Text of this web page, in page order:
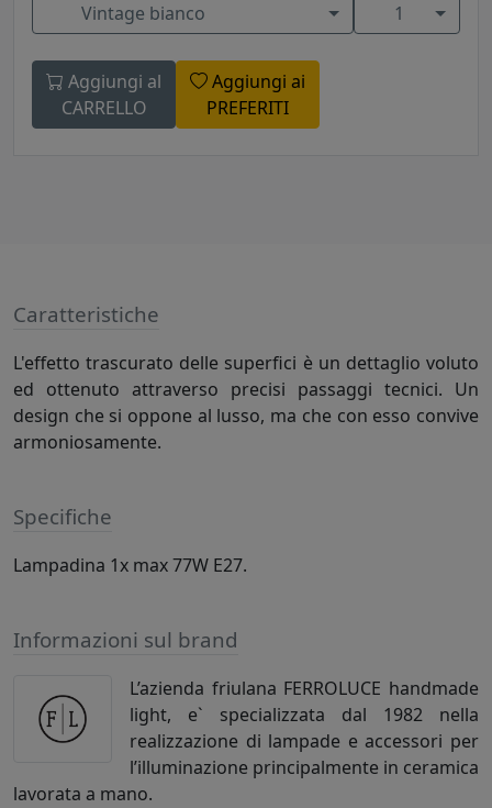
Vintage bianco 1
Aggiungi al
CARRELLO
Aggiungi ai
PREFERITI
Caratteristiche
L'effetto trascurato delle superfici è un dettaglio voluto
ed ottenuto attraverso precisi passaggi tecnici. Un
design che si oppone al lusso, ma che con esso convive
armoniosamente.
Specifiche
Lampadina 1x max 77W E27.
Informazioni sul brand
L’azienda friulana FERROLUCE handmade
light, e` specializzata dal 1982 nella
realizzazione di lampade e accessori per
l’illuminazione principalmente in ceramica
lavorata a mano.